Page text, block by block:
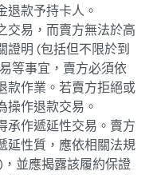
退款予持卡人。
交易，而賣方無法於高
證明 (包括但不限於到
等事宜，賣方必須依
款作業。若賣方拒絕或
操作退款交易。
承作遞延性交易。賣方
延性質，應依相關法規
並應揭露該履約保證